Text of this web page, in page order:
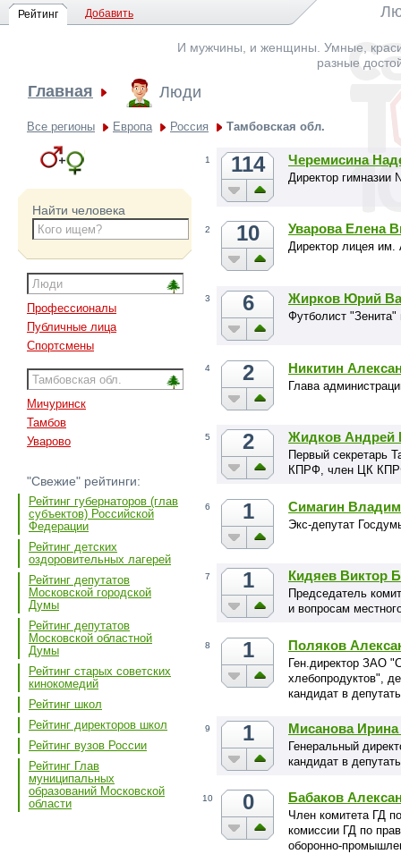
Рейтинг Добавить
И мужчины, и женщины. Умные,
разные
Главная Люди
Все регионы Европа Россия Тамбовская обл.
Найти человека
Профессионалы
Публичные лица
Спортсмены
Мичуринск
Тамбов
Уварово
"Свежие" рейтинги:
Рейтинг губернаторов (глав
субъектов) Российской
Федерации
Рейтинг детских
оздоровительных лагерей
Рейтинг депутатов
Московской городской
Думы
Рейтинг депутатов
Московской областной
Думы
Рейтинг старых советских
кинокомедий
Рейтинг школ
Рейтинг директоров школ
Рейтинг вузов России
Рейтинг Глав
муниципальных
образований Московской
области
1 114 Черемисина
Директор гимназии
2 10 Уварова Елена
Директор лицея
3 6 Жирков Юрий
Футболист "Зенита"
4 2 Никитин
Глава
5 2 Жидков Андрей
Первый секретарь
КПРФ, член ЦК
6 1 Симагин
Экс-депутат
7 1 Кидяев Виктор
Председатель
и вопросам
8 1 Поляков
Ген.директор ЗАО
хлебопродуктов",
кандидат в
9 1 Мисанова
Генеральный
кандидат в
10 0 Бабаков
Член комитета ГД
комиссии ГД по
оборонно-